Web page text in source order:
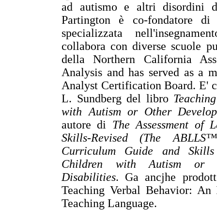
ad autismo e altri disordini
Partington è co-fondatore
specializzata
collabora con diverse scuole
della Northern California
Analysis and has served as a
Analyst Certification Board. E'
L. Sundberg del libro
with Autism or Other
autore di The Assessment of
Skills-Revised (The
Curriculum Guide and
Children with Autism or
Disabilities. Ga ancjhe
Teaching Verbal Behavior: An
Teaching Language.